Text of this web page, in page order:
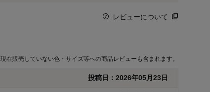
レビューについて
現在販売していない色・サイズ等への商品レビューも含まれます。
投稿日： 2026年05月23日